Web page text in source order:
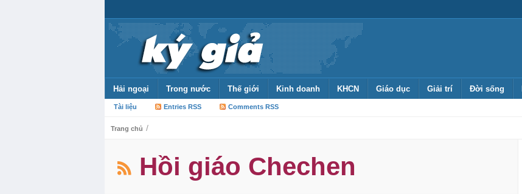
Hải ngoại Trong nước Thế giới Kinh doanh KHCN Giáo dục Giải trí Đời sống
Tài liệu Entries RSS Comments RSS
Trang chủ /
Hồi giáo Chechen